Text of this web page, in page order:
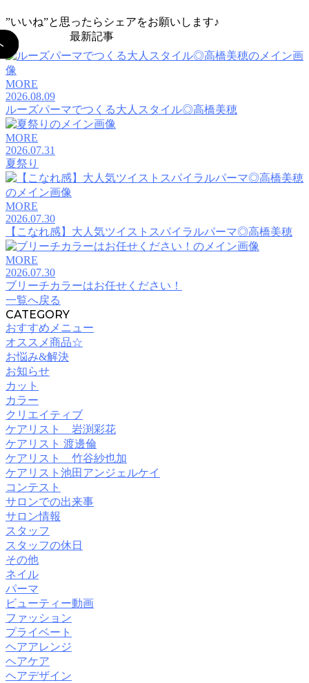
”いいね”と思ったらシェアをお願いします♪
最新記事
MORE
2026.08.09
ルーズパーマでつくる大人スタイル◎高橋美穂
MORE
2026.07.31
夏祭り
MORE
2026.07.30
【こなれ感】大人気ツイストスパイラルパーマ◎高橋美穂
MORE
2026.07.30
ブリーチカラーはお任せください！
一覧へ戻る
CATEGORY
おすすめメニュー
オススメ商品☆
お悩み&解決
お知らせ
カット
カラー
クリエイティブ
ケアリスト 岩渕彩花
ケアリスト 渡邊倫
ケアリスト 竹谷紗也加
ケアリスト池田アンジェルケイ
コンテスト
サロンでの出来事
サロン情報
スタッフ
スタッフの休日
その他
ネイル
パーマ
ビューティー動画
ファッション
プライベート
ヘアアレンジ
ヘアケア
ヘアデザイン